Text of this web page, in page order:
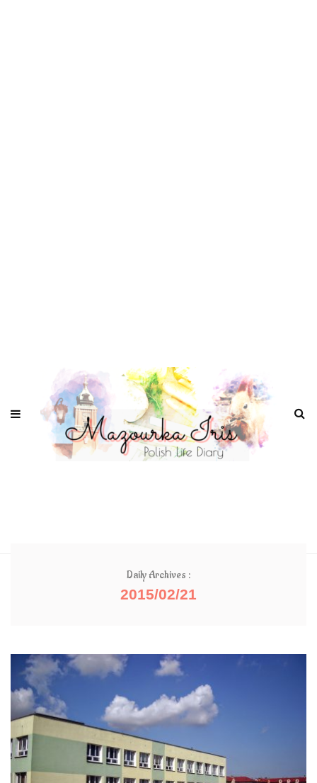
Daily Archives :
2015/02/21